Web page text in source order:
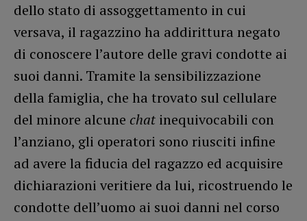
dello stato di assoggettamento in cui
versava, il ragazzino ha addirittura negato
di conoscere l’autore delle gravi condotte ai
suoi danni. Tramite la sensibilizzazione
della famiglia, che ha trovato sul cellulare
del minore alcune chat inequivocabili con
l’anziano, gli operatori sono riusciti infine
ad avere la fiducia del ragazzo ed acquisire
dichiarazioni veritiere da lui, ricostruendo le
condotte dell’uomo ai suoi danni nel corso